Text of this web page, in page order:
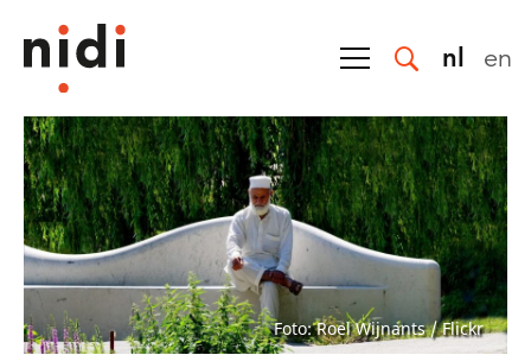
nl en
Foto: Roel Wijnants / Flickr